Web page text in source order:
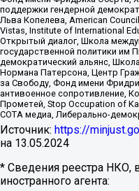
поддержки гендерной
Льва Копелева, American
Vistas, Institute of International
Открытый диалог, Школа
государственной политики им
демократический альянс,
Нормана Патерсона, Центр
за Свободу, Фонд имени
антивоенное сопротивление,
Прометей, Stop Occupation of
СОТА медиа, Либерально-
Источник: https://
на 13.05.2024
* Сведения реестра
иностранного агента: